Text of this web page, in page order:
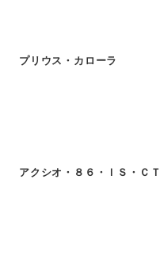
プリウス・カローラ
アクシオ・８６・ＩＳ・ＣＴ